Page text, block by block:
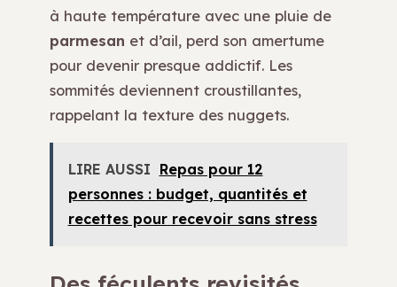
à haute température avec une pluie de
parmesan et d’ail, perd son amertume
pour devenir presque addictif. Les
sommités deviennent croustillantes,
rappelant la texture des nuggets.
LIRE AUSSI Repas pour 12
personnes : budget, quantités et
recettes pour recevoir sans stress